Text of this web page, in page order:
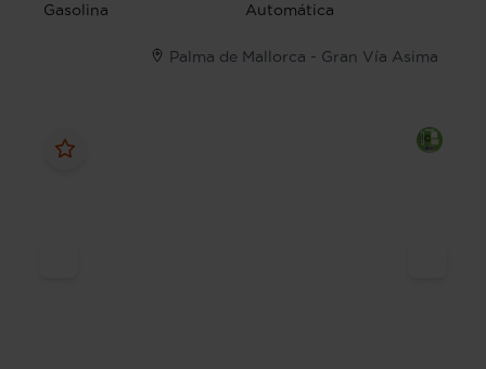
Gasolina
Automática
Palma de Mallorca - Gran Vía Asima